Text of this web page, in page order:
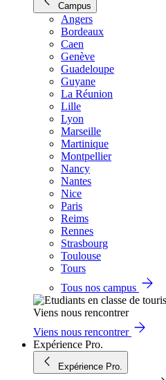
Campus
Angers
Bordeaux
Caen
Genève
Guadeloupe
Guyane
La Réunion
Lille
Lyon
Marseille
Martinique
Montpellier
Nancy
Nantes
Nice
Paris
Reims
Rennes
Strasbourg
Toulouse
Tours
Tous nos campus
Viens nous rencontrer
Viens nous rencontrer
Expérience Pro.
Expérience Pro.